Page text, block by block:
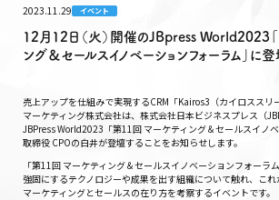
2023.11.29 イベント
12月12日（火）開催のJBpress World2023
ング＆セールスイノベーションフォーラム」に登
売上アップを仕組みで実現するCRM「Kairos3（カイロススリ
マーケティング株式会社は、株式会社日本ビジネスプレス（
JBPress World2023「第11回 マーケティング＆セールスイノ
取締役 CPOの白井が登壇することをお知らせします。
「第11回 マーケティング＆セールスイノベーションフォーラ
強固にするテクノロジーや成果を出す組織について触れ、こ
マーケティングとセールスの在り方を考察するイベントです。